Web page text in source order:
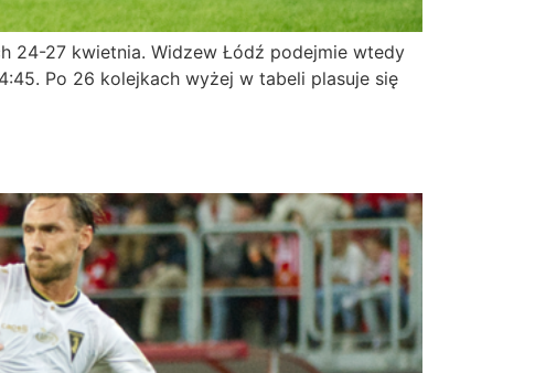
24-27 kwietnia. Widzew Łódź podejmie wtedy
Po 26 kolejkach wyżej w tabeli plasuje się